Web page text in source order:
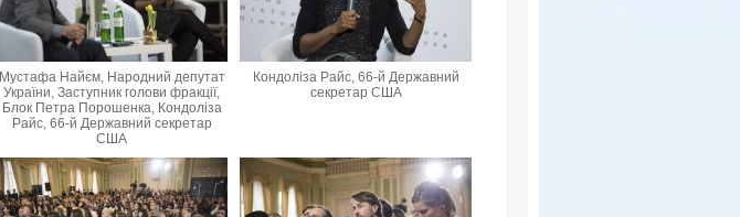
Мустафа Найєм, Народний депутат
України, Заступник голови фракції,
Блок Петра Порошенка, Кондоліза
Райс, 66-й Державний секретар
США
Кондоліза Райс, 66-й Державний
секретар США